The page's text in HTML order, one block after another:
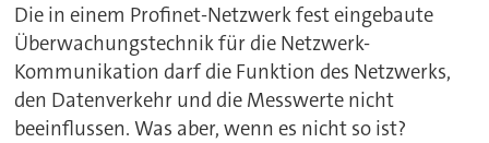
Die in einem Profinet-Netzwerk fest eingebaute
Überwachungstechnik für die Netzwerk-
Kommunikation darf die Funktion des Netzwerks,
den Datenverkehr und die Messwerte nicht
beeinflussen. Was aber, wenn es nicht so ist?